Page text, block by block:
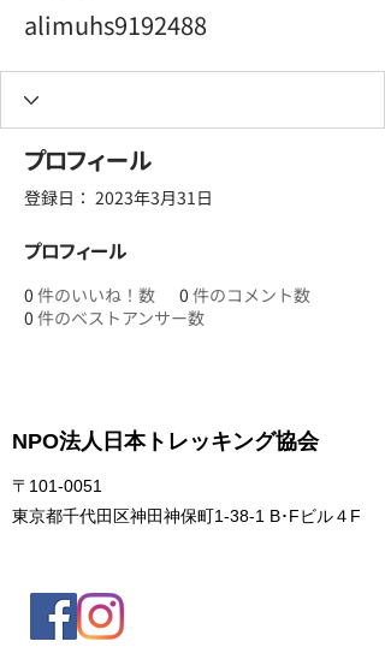
alimuhs9192488
プロフィール
登録日： 2023年3月31日
プロフィール
0 件のいいね！数 0 件のコメント数
0 件のベストアンサー数
NPO法人日本トレッキング協会
〒101-0051
東京都千代田区神田神保町1-38-1 B･Fビル４F